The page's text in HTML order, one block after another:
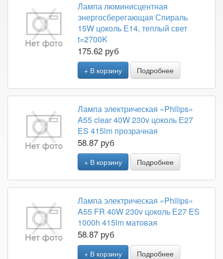
Лампа люминисцентная
энергосберегающая Спираль
15W цоколь Е14, теплый свет
t=2700K
175.62 руб
+ В корзину Подробнее
Лампа электрическая «Philips»
A55 clear 40W 230v цоколь Е27
ES 415lm прозрачная
58.87 руб
+ В корзину Подробнее
Лампа электрическая «Philips»
A55 FR 40W 230v цоколь Е27 ES
1000h 415lm матовая
58.87 руб
+ В корзину Подробнее